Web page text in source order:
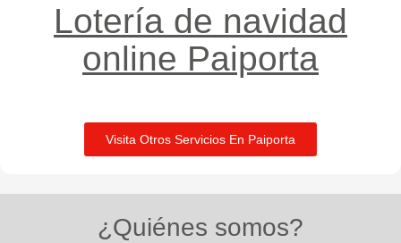
Lotería de navidad
online Paiporta
Visita Otros Servicios En Paiporta
¿Quiénes somos?